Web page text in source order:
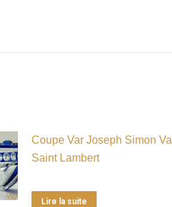
Coupe Var Joseph Simon Val
Saint Lambert
Lire la suite